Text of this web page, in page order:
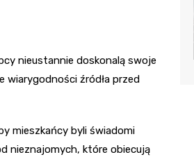
nieustannie doskonalą swoje
wiarygodności źródła przed
mieszkańcy byli świadomi
nieznajomych, które obiecują